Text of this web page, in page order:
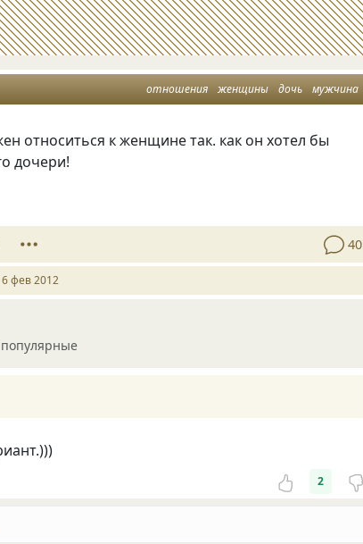
отношения женщины дочь мужчина
относиться к женщине так. как он хотел бы
дочери!
40
фев 2012
популярные
2